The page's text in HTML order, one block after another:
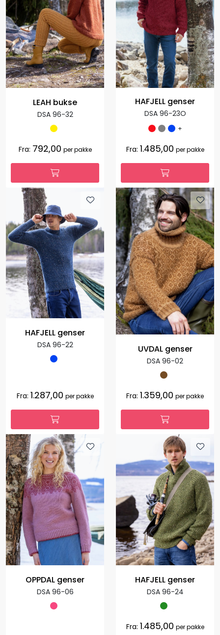
LEAH bukse
DSA 96-32
Fra: 792,00 per pakke
HAFJELL genser
DSA 96-23O
+
Fra: 1.485,00 per pakke
HAFJELL genser
DSA 96-22
Fra: 1.287,00 per pakke
UVDAL genser
DSA 96-02
Fra: 1.359,00 per pakke
OPPDAL genser
DSA 96-06
HAFJELL genser
DSA 96-24
Fra: 1.485,00 per pakke